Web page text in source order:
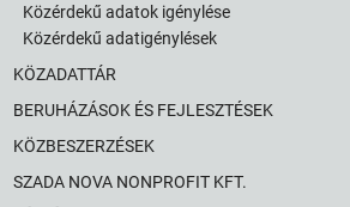
Közérdekű adatok igénylése
Közérdekű adatigénylések
KÖZADATTÁR
BERUHÁZÁSOK ÉS FEJLESZTÉSEK
KÖZBESZERZÉSEK
SZADA NOVA NONPROFIT KFT.